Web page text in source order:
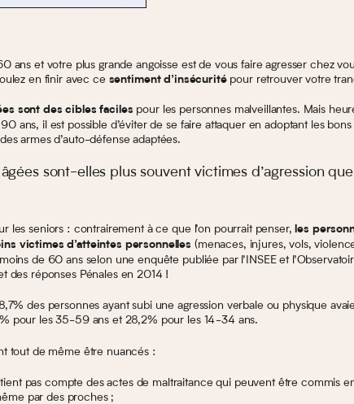
ans et votre plus grande angoisse est de vous faire agresser chez
en finir avec ce sentiment d’insécuritépour retrouver votre
sont des cibles faciles pour les personnes malveillantes. Mais
ans, il est possible d’éviter de se faire attaquer en adoptant les
armes d’auto-défense adaptées.
sont-elles plus souvent victimes d’agression
les seniors : contrairement à ce que l’on pourrait penser, les
victimes d’atteintes personnelles (menaces, injures, vols,
de 60 ans selon une enquête publiée par l’INSEE et
des réponses Pénales en 2014 !
des personnes ayant subi une agression verbale ou physique
pour les 35-59 ans et 28,2% pour les 14-34 ans.
tout de même être nuancés :
pas compte des actes de maltraitance qui peuvent être commis
par des proches ;